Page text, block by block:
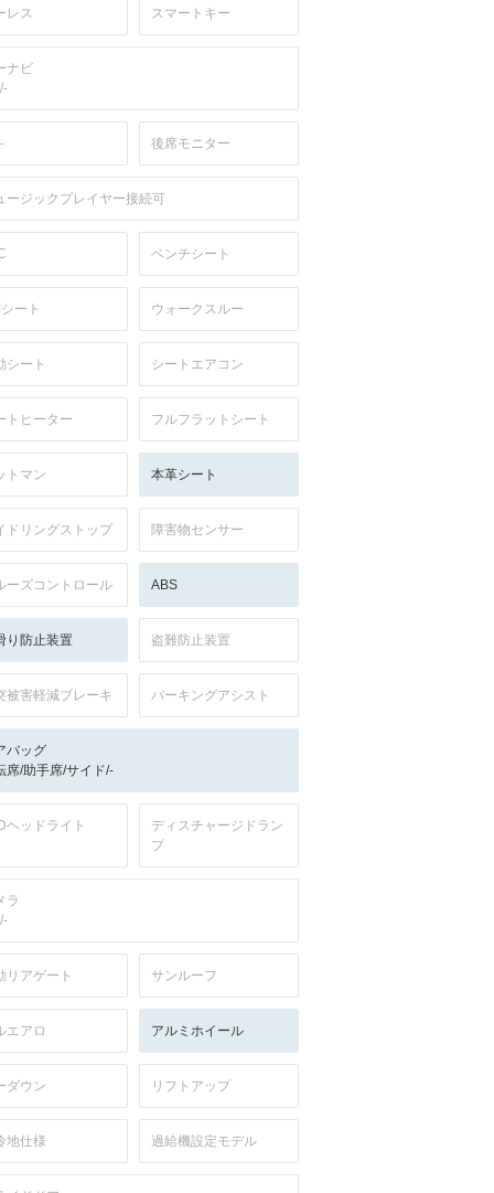
レス スマートキー
ナビ
後席モニター
ージックプレイヤー接続可
ベンチシート
ート ウォークスルー
シート シートエアコン
トヒーター フルフラットシート
トマン 本革シート
ドリングストップ 障害物センサー
ーズコントロール ABS
り防止装置 盗難防止装置
被害軽減ブレーキ パーキングアシスト
バッグ
席/助手席/サイド/-
ヘッドライト
ディスチャージドラン
プ
ラ
リアゲート サンルーフ
エアロ アルミホイール
ダウン リフトアップ
地仕様 過給機設定モデル